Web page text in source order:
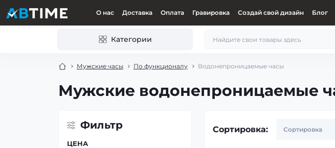
О нас Доставка Оплата Гравировка Создай свой дизайн Блог
Категории
Мужские часы По функционалу Водонепроницаемые часы
Мужские водонепроницаемые
Фильтр
ЦЕНА
Сортировка: